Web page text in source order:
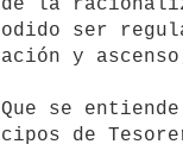
ser
y
de